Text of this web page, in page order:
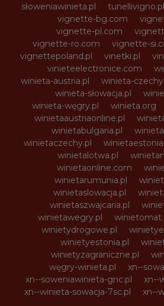
słoweniawinieta.pl
tunellivigno.pl
vignette-bg.com
vignette-pl.com
vignette-ro.com
vignette-
vignettepoland.pl
vinetki.pl
vinieteelectronice.com
winieta-austria.pl
winieta-
winieta-słowacja.pl
winieta-węgry.pl
winieta.org
winietaaustriaonline.pl
winietabulgaria.pl
winietaczechy.pl
winietalotwa.pl
winietaonline.com
winietarumunia.pl
winietaslowacja.pl
winietaszwajcaria.pl
winietawegry.pl
winietydrogowe.pl
winietyestonia.pl
winietyzagraniczne.pl
węgry-winieta.pl
xn--
xn--soweniawinieta-gnc.pl
xn--
xn--winieta-sowacja-7sc.pl
xn--